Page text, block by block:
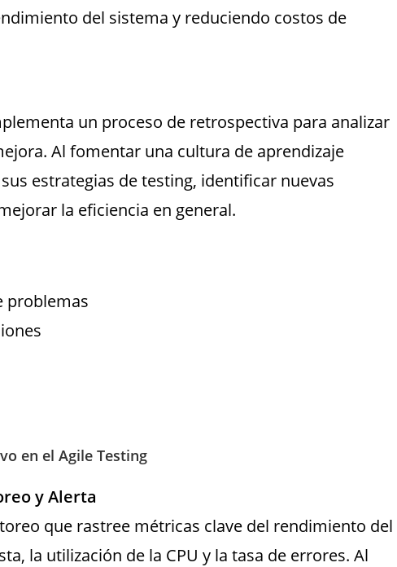
del sistema y reduciendo costos de
un proceso de retrospectiva para analizar
Al fomentar una cultura de aprendizaje
estrategias de testing, identificar nuevas
la eficiencia en general.
problemas
en el Agile Testing
y Alerta
que rastree métricas clave del rendimiento del
la utilización de la CPU y la tasa de errores. Al